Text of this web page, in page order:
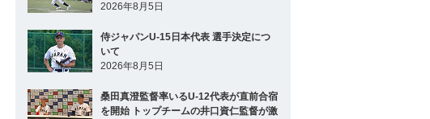
2026年8月5日
侍ジャパンU-15日本代表 選手決定につ
いて
2026年8月5日
桑田真澄監督率いるU-12代表が直前合宿
を開始 トップチームの井口資仁監督が激